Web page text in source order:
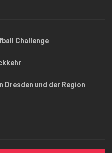
Challenge
Dresden und der Region